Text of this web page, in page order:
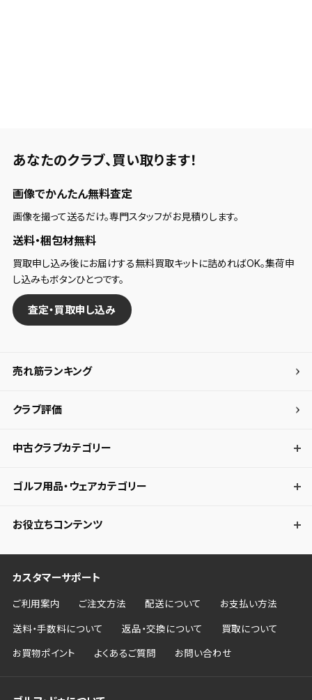
新着通知
が入荷した際に、メール及びお客様のアカウント内の
「お知らせ」で通知します。
保存された検索条件は変更できません。
条件を変更したい場合は、マイページの「保存検索条
件一覧」から画面を表示し、条件を変更の上、保存し直
検索条件を保存
検索条件を保存しました。
これまで保存した検索条件は、マイページの「保存検
あなたのクラブ、 買い取ります！
画像でかんたん無料査定
画像を撮って送るだけ。専門スタッフがお見積りします。
送料・梱包材無料
買取申し込み後にお届けする無料買取キットに詰めればOK。集荷申
し込みもボタンひとつです。
査定・買取申し込み
売れ筋ランキング
クラブ評価
中古クラブカテゴリー
ゴルフ用品・ウェアカテゴリー
お役立ちコンテンツ
カスタマーサポート
ご利用案内 ご注文方法 配送について お支払い方法
送料・手数料について 返品・交換について 買取について
お買物ポイント よくあるご質問 お問い合わせ